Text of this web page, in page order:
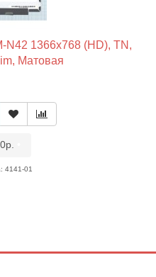
N42 1366x768 (HD), TN,
Матовая
4141-01